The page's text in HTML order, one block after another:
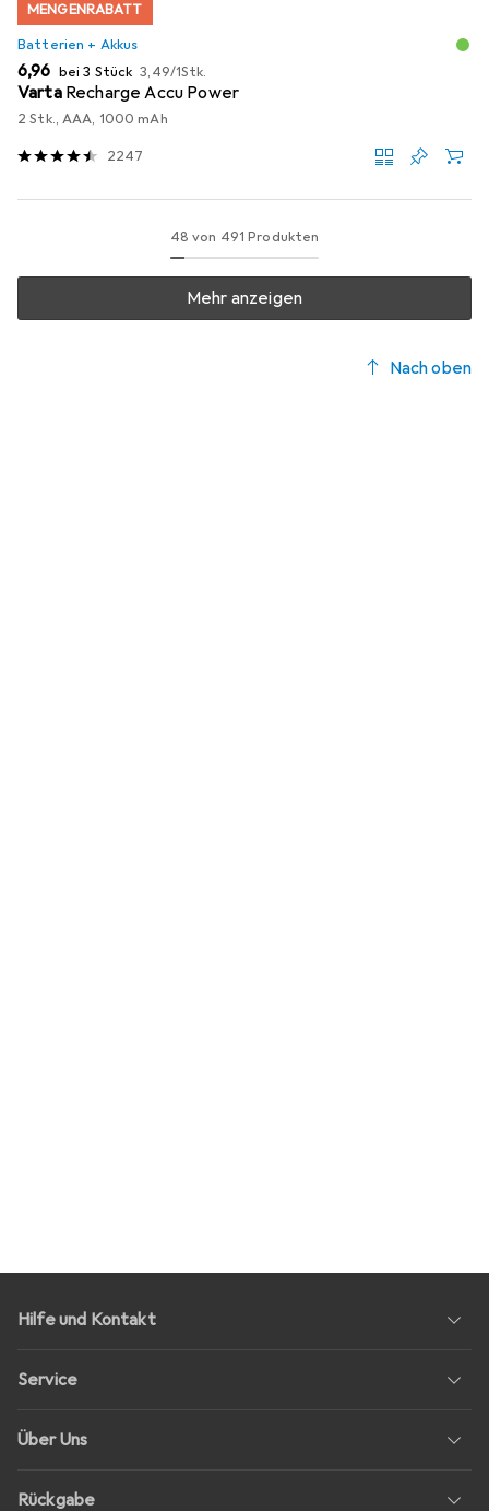
MENGENRABATT
Batterien + Akkus
EUR
6,96 bei 3 Stück EUR
3,49/1Stk.
Varta Recharge Accu Power
2 Stk., AAA, 1000 mAh
2247
48 von 491 Produkten
Mehr anzeigen
Nach oben
Hilfe und Kontakt
Service
Über Uns
Rückgabe